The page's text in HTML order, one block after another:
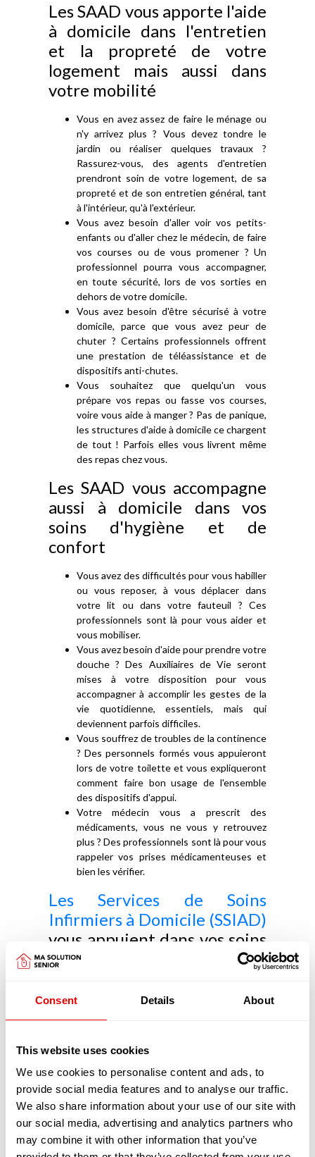
Consent Details About
This website uses cookies
We use cookies to personalise content and ads, to
provide social media features and to analyse our traffic.
We also share information about your use of our site with
our social media, advertising and analytics partners who
may combine it with other information that you’ve
Les SAAD vous apporte l'aide
à domicile dans l'entretien
et la propreté de votre
logement mais aussi dans
votre mobilité
Vous en avez assez de faire le ménage ou
n'y arrivez plus ? Vous devez tondre le
jardin ou réaliser quelques travaux ?
Rassurez-vous, des agents d'entretien
prendront soin de votre logement, de sa
propreté et de son entretien général, tant
à l'intérieur, qu'à l'extérieur.
Vous avez besoin d'aller voir vos petits-
enfants ou d'aller chez le médecin, de faire
vos courses ou de vous promener ? Un
professionnel pourra vous accompagner,
en toute sécurité, lors de vos sorties en
dehors de votre domicile.
Vous avez besoin d'être sécurisé à votre
domicile, parce que vous avez peur de
chuter ? Certains professionnels offrent
une prestation de téléassistance et de
dispositifs anti-chutes.
Vous souhaitez que quelqu'un vous
prépare vos repas ou fasse vos courses,
voire vous aide à manger ? Pas de panique,
les structures d'aide à domicile ce chargent
de tout ! Parfois elles vous livrent même
des repas chez vous.
Les SAAD vous accompagne
aussi à domicile dans vos
soins d'hygiène et de
confort
Vous avez des difficultés pour vous habiller
ou vous reposer, à vous déplacer dans
votre lit ou dans votre fauteuil ? Ces
professionnels sont là pour vous aider et
vous mobiliser.
Vous avez besoin d'aide pour prendre votre
douche ? Des Auxiliaires de Vie seront
mises à votre disposition pour vous
accompagner à accomplir les gestes de la
vie quotidienne, essentiels, mais qui
deviennent parfois difficiles.
Vous souffrez de troubles de la continence
? Des personnels formés vous appuieront
lors de votre toilette et vous expliqueront
comment faire bon usage de l'ensemble
des dispositifs d'appui.
Votre médecin vous a prescrit des
médicaments, vous ne vous y retrouvez
plus ? Des professionnels sont là pour vous
rappeler vos prises médicamenteuses et
bien les vérifier.
Les Services de Soins
Infirmiers à Domicile (SSIAD)
vous appuient dans vos soins
médicaux
d'autonomie, d'éviter une hospitalisation ou d'en
faciliter le retour à domicile. Les SSIAD retardent
Principalement constitués d'infirmiers et d'aides-
soignants diplômés les SSIAD réalisent, pour
votre confort, de nombreux actes, chez vous :
Vous avez besoin de préparer vos
médicaments ou de les prendre ?
Heureusement que les infirmiers sont là
pour préparer vos piluliers afin que vous